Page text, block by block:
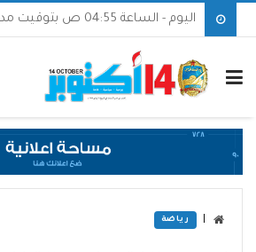
اليوم - الساعة 04:55 ص بتوقيت مدينة عدن
رياضة